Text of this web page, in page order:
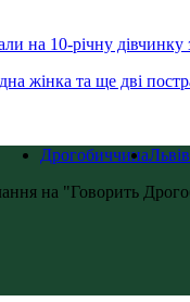
на 10-річну
жінка та ще дві
Дрогобиччина
на "Говорить